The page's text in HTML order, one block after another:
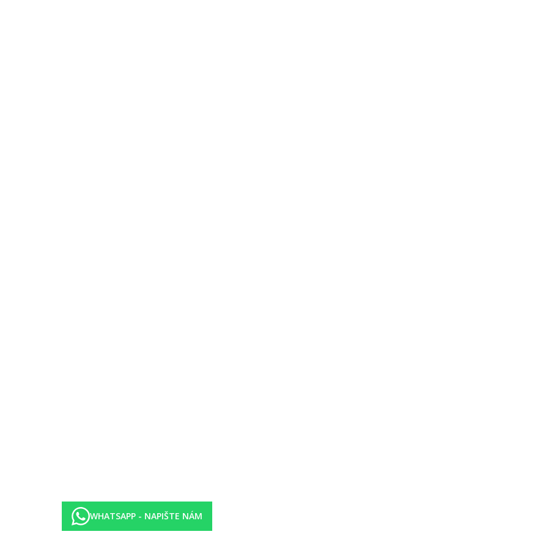
uvedené vybavení)
slunečníky za poplatek.
12.00 pozdní snídaně, 12.00–14.00 oběd formou bufetu, 18.00–21.00 večeře formou bufetu, u snídaně káva, čaj, nealkoholické nápoje, u
nápoje (vše místní výroby, rozlévané)
nápoje (vše místní výroby, rozlévané)
nealkoholické a vybrané alkoholické nápoje (vše místní výroby, rozlévané)
vyžádání)
případných hygienických či protiepidemických opatření v dané destinaci.
WHATSAPP - NAPIŠTE NÁM